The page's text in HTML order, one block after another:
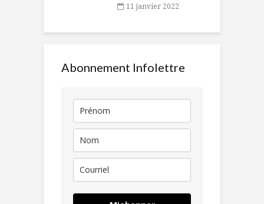
11 janvier 2022
Abonnement Infolettre